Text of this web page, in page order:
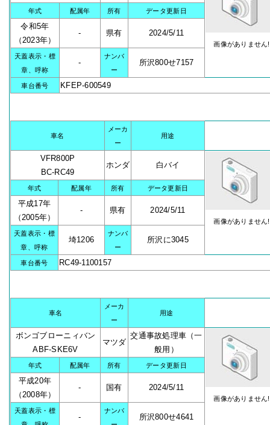
画像がありません!
年式 配属年 所有 データ更新日
令和5年
（2023年）
- 県有 2024/5/11
天蓋表示・標
章、呼称
-
ナンバ
ー
所沢800せ7157
車台番号 KFEP-600549
車名
メーカ
ー
用途
VFR800P
BC-RC49
ホンダ 白バイ
画像がありません!
年式 配属年 所有 データ更新日
平成17年
（2005年）
- 県有 2024/5/11
天蓋表示・標
章、呼称
埼1206
ナンバ
ー
所沢に3045
車台番号 RC49-1100157
車名
メーカ
ー
用途
ボンゴブローニィバン
ABF-SKE6V
マツダ
交通事故処理車（一
般用）
画像がありません!
年式 配属年 所有 データ更新日
平成20年
（2008年）
- 国有 2024/5/11
天蓋表示・標
-
ナンバ
所沢800せ4641